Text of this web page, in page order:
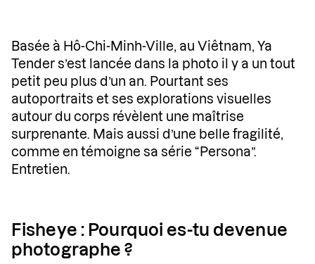
Basée à Hô-Chi-Minh-Ville, au Viêtnam, Ya
Tender s’est lancée dans la photo il y a un tout
petit peu plus d’un an. Pourtant ses
autoportraits et ses explorations visuelles
autour du corps révèlent une maîtrise
surprenante. Mais aussi d’une belle fragilité,
comme en témoigne sa série “Persona”.
Entretien.
Fisheye : Pourquoi es-tu devenue
photographe ?